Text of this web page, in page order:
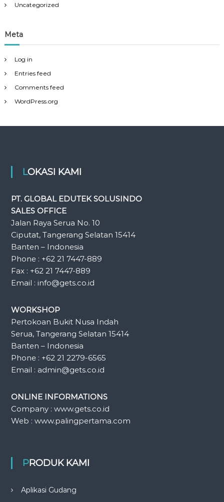
Uncategorized
Meta
Log in
Entries feed
Comments feed
WordPress.org
LOKASI KAMI
PT. GLOBAL EDUTEK SOLUSINDO
SALES OFFICE
Jalan Raya Serua No. 10
Ciputat, Tangerang Selatan 15414
Banten – Indonesia
Phone : +62 21 7447-889
Fax : +62 21 7447-889
Email : info@gets.co.id
WORKSHOP
Pertokoan Bukit Nusa Indah
Serua, Tangerang Selatan 15414
Banten – Indonesia
Phone : +62 21 2279-6565
Email : admin@gets.co.id
ONLINE INFORMATIONS
Company : www.gets.co.id
Web : www.palingpertama.com
PRODUK KAMI
Aplikasi Gudang